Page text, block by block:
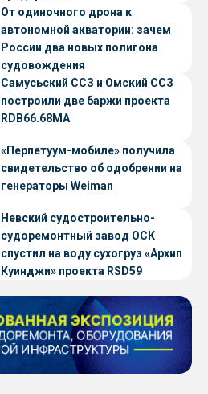
От одиночного дрона к
автономной акватории: зачем
России два новых полигона
судовождения
Самусьский ССЗ и Омский ССЗ
построили две баржи проекта
RDB66.68МА
«Перпетуум-мобиле» получила
свидетельство об одобрении на
генераторы Weiman
Невский судостроительно-
судоремонтный завод ОСК
спустил на воду сухогруз «Архип
Куинджи» проекта RSD59